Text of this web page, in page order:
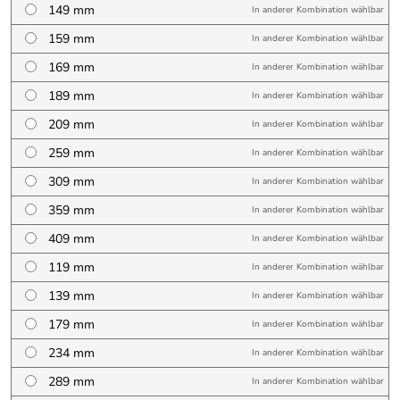
149 mm In anderer Kombination wählbar
159 mm In anderer Kombination wählbar
169 mm In anderer Kombination wählbar
189 mm In anderer Kombination wählbar
209 mm In anderer Kombination wählbar
259 mm In anderer Kombination wählbar
309 mm In anderer Kombination wählbar
359 mm In anderer Kombination wählbar
409 mm In anderer Kombination wählbar
119 mm In anderer Kombination wählbar
139 mm In anderer Kombination wählbar
179 mm In anderer Kombination wählbar
234 mm In anderer Kombination wählbar
289 mm In anderer Kombination wählbar